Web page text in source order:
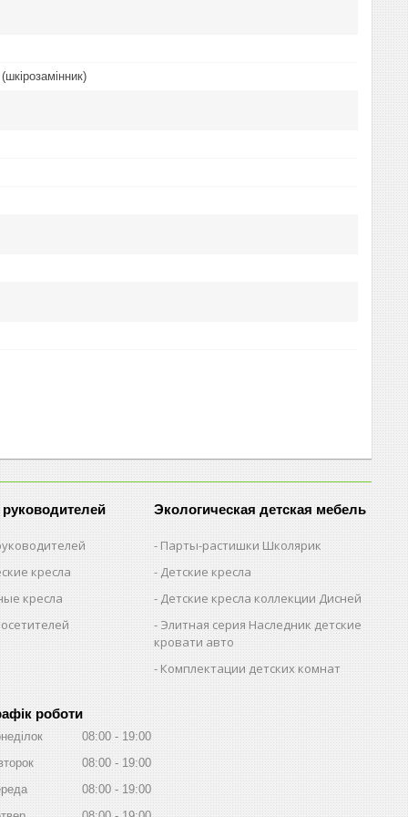
кресла
кресла
Экологическая детская мебель
Парты-растишки Школярик
Детские кресла
Детские кресла коллекции Дисней
Элитная серия Наследник детские
кровати авто
Комплектации детских комнат
роботи
08:00
19:00
08:00
19:00
08:00
19:00